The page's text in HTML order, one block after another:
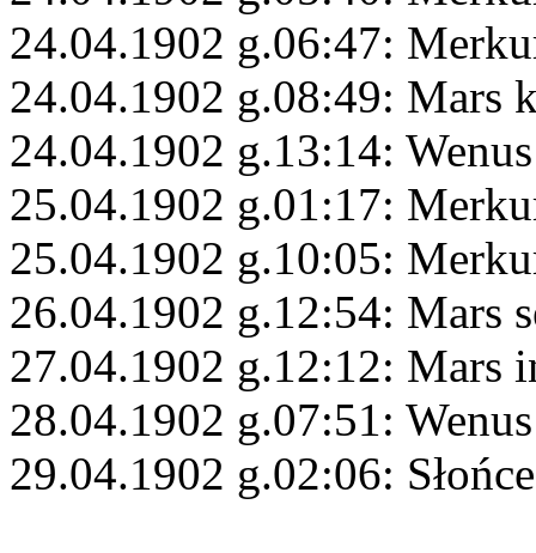
24.04.1902 g.06:47:
24.04.1902 g.08:49: Mars
24.04.1902 g.13:14:
25.04.1902 g.01:17:
25.04.1902 g.10:05:
26.04.1902 g.12:54: Mars
27.04.1902 g.12:12: Mars
28.04.1902 g.07:51:
29.04.1902 g.02:06: